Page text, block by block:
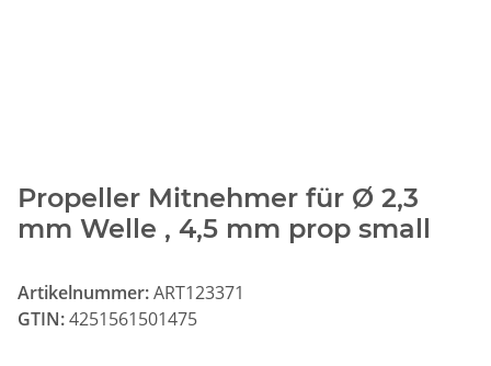
Propeller Mitnehmer für Ø 2,3
mm Welle , 4,5 mm prop small
Artikelnummer:ART123371
GTIN:4251561501475